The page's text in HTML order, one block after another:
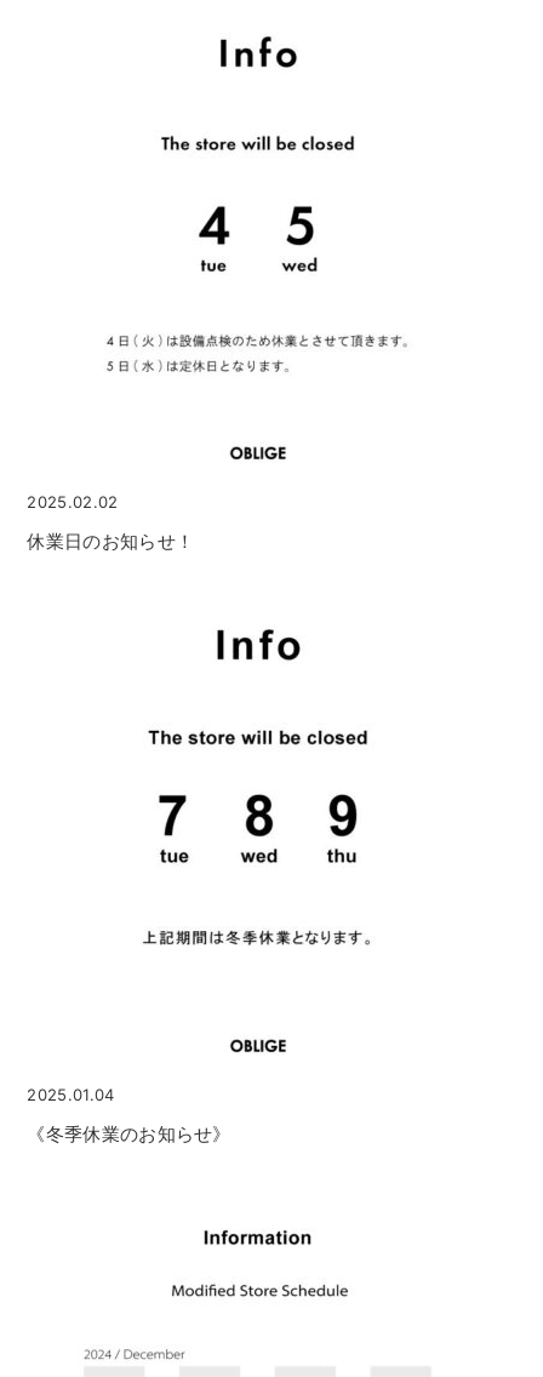
2025.02.02
休業日のお知らせ！
2025.01.04
《冬季休業のお知らせ》